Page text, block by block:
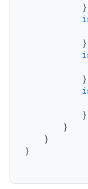
}
}
}
}
}
}
}